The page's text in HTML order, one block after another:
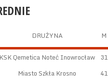
DRUŻYNA M
KSK Qemetica Noteć Inowrocław 31
Miasto Szkła Krosno 41